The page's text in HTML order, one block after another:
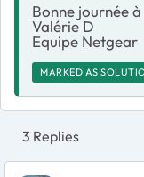
Bonne journée
Valérie D
Equipe Netgear
MARKED AS
3 Replies